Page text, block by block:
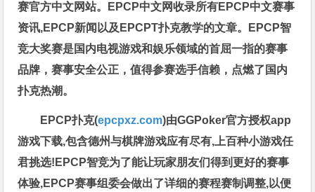
赛官方中文网站。EPCP中文网收录所有EPCP中文赛事
资讯,EPCP新闻以及EPCPT扑克教学的文章。EPCP智
竞大奖赛是国内电视游戏和娱乐领域的首屈一指的赛事
品牌，赛事安全公正，值得参赛选手信赖，点燃了国内
扑克热潮。
EPCP扑克(epcpxz.com)由GGPoker官方授权app
游戏下载,包含德州与棋牌游戏应有尽有,上百种小游戏任
君挑选!EPCP智竞为了能让玩家朋友们得到更好的赛事
体验,EPCP赛事组委会做出了详细的赛程赛制调整,以便